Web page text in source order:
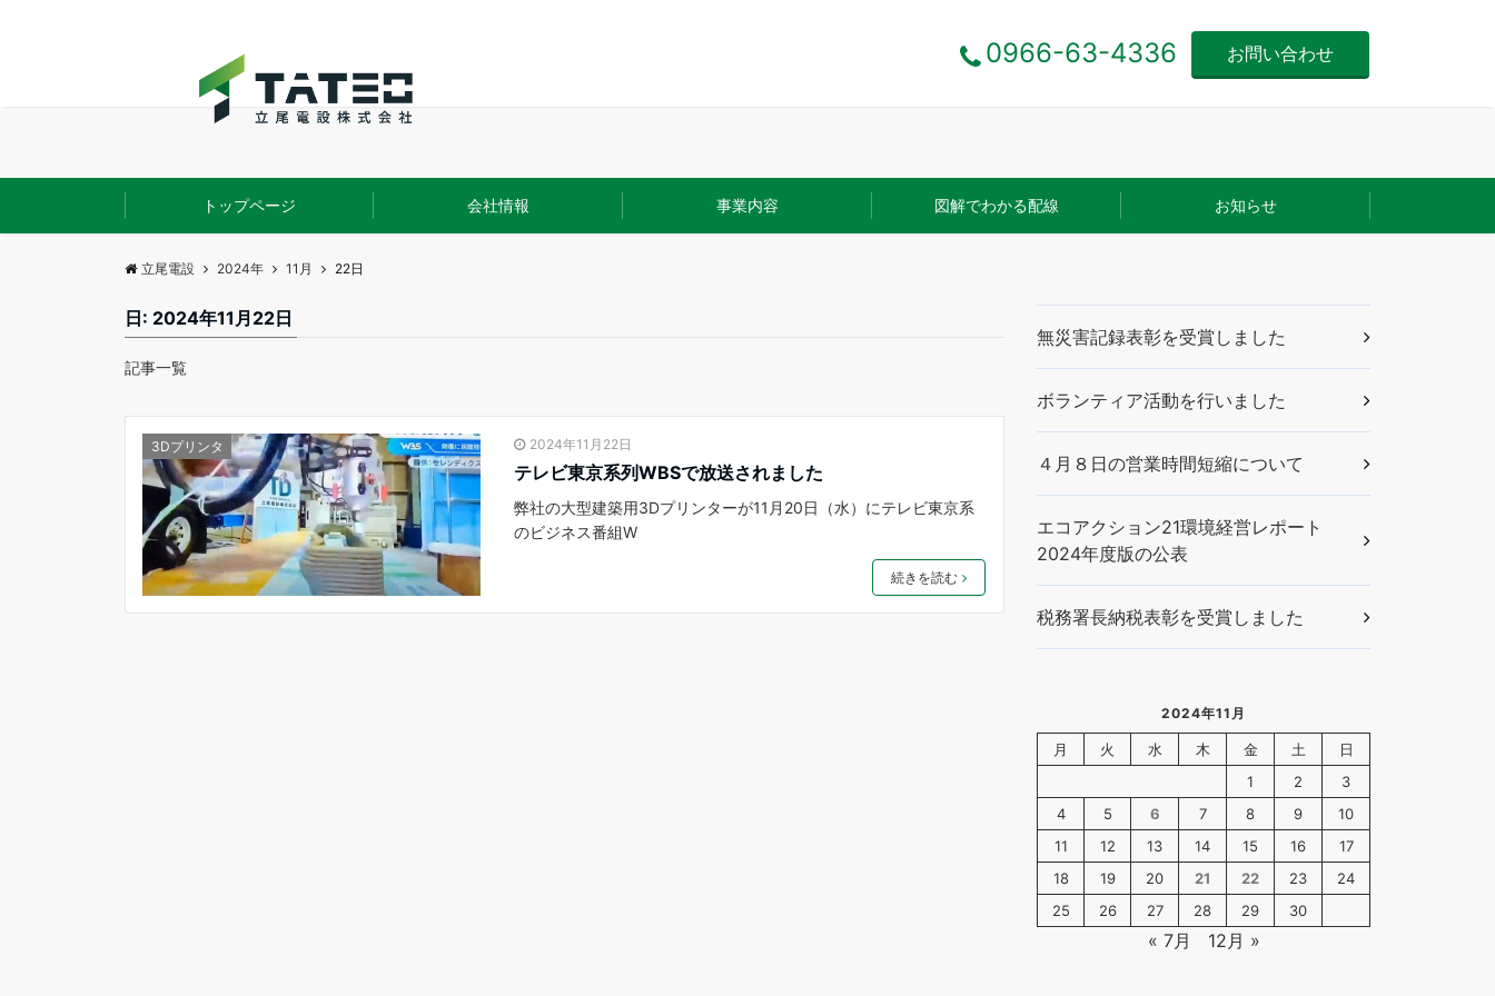
0966-63-4336 お問い合わせ
トップページ 会社情報 事業内容 図解でわかる配線 お知らせ
立尾電設 2024年 11月 22日
日: 2024年11月22日
記事一覧
3Dプリンタ 2024年11月22日
テレビ東京系列WBSで放送されました
弊社の大型建築用3Dプリンターが11月20日（水）にテレビ東京系
のビジネス番組W
続きを読む
無災害記録表彰を受賞しました
ボランティア活動を行いました
４月８日の営業時間短縮について
エコアクション21環境経営レポート
2024年度版の公表
税務署長納税表彰を受賞しました
2024年11月
月 火 水 木 金 土
日
1
2
3
4
5 6 7 8 9
10
11
12 13 14 15 16
17
18
19 20 21 22 23
24
25
26 27 28 29 30
« 7月 12月 »